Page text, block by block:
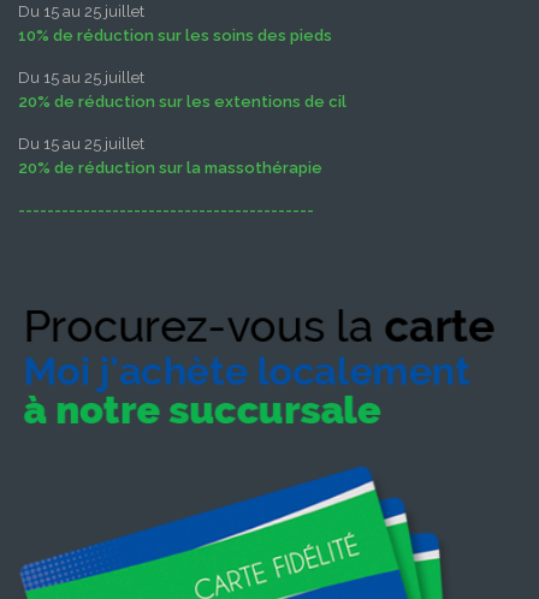
Du 15 au 25 juillet
10% de réduction sur les soins des pieds
Du 15 au 25 juillet
20% de réduction sur les extentions de cil
Du 15 au 25 juillet
20% de réduction sur la massothérapie
-----------------------------------------